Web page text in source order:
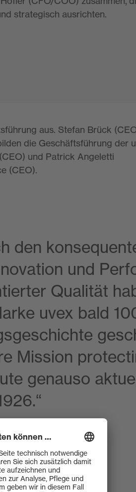
strategisch ausrichten.
aus. Stefan Brück
die Geschäftsführung der
und Patrick Angeletti
(CEO).
den
und
Qualität
uvex bald
Mission
genauso
der uvex group